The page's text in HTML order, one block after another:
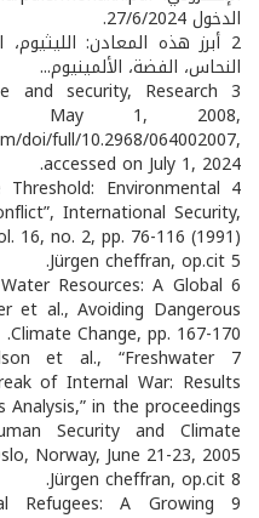
الدخول 27/6/2024.
2 أبرز هذه المعادن: الليثيوم،
النحاس، الفضة، الألمينيوم...
and security, Research
May 1, 2008,
doi/full/10.2968/064002007,
accessed on July 1, 2024.
Threshold: Environmental
International Security,
16, no. 2, pp. 76-116 (1991).
5 Jürgen cheffran, op.cit.
Resources: A Global
et al., Avoiding Dangerous
Climate Change, pp. 167-170.
et al., “Freshwater
of Internal War: Results
in the proceedings
Security and Climate
Norway, June 21-23, 2005.
8 Jürgen cheffran, op.cit.
Refugees: A Growing